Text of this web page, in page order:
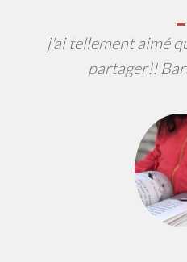
j'ai tellement aimé
partager!!